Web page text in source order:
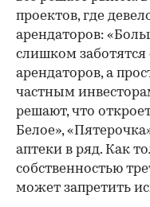
проектов, где
арендаторов:
слишком заботятся
арендаторов, а
частным
решают, что
Белое»,
аптеки в ряд. Как
собственностью
может запретить